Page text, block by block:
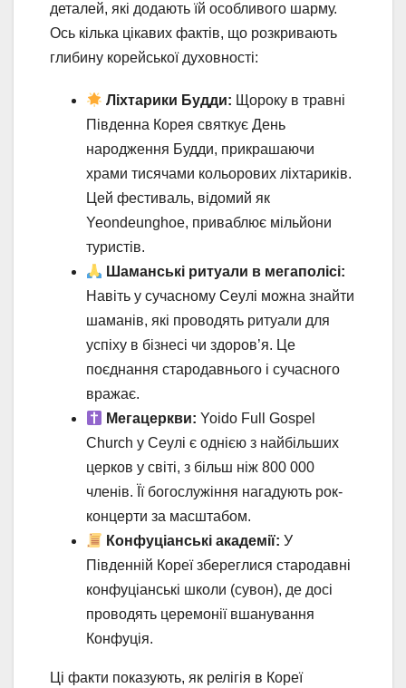
деталей, які додають їй особливого шарму.
Ось кілька цікавих фактів, що розкривають
глибину корейської духовності:
Ліхтарики Будди: Щороку в травні
Південна Корея святкує День
народження Будди, прикрашаючи
храми тисячами кольорових ліхтариків.
Цей фестиваль, відомий як
Yeondeunghoe, приваблює мільйони
туристів.
Шаманські ритуали в мегаполісі:
Навіть у сучасному Сеулі можна знайти
шаманів, які проводять ритуали для
успіху в бізнесі чи здоров’я. Це
поєднання стародавнього і сучасного
вражає.
Мегацеркви: Yoido Full Gospel
Church у Сеулі є однією з найбільших
церков у світі, з більш ніж 800 000
членів. Її богослужіння нагадують рок-
концерти за масштабом.
Конфуціанські академії: У
Південній Кореї збереглися стародавні
конфуціанські школи (сувон), де досі
проводять церемонії вшанування
Конфуція.
Ці факти показують, як релігія в Кореї